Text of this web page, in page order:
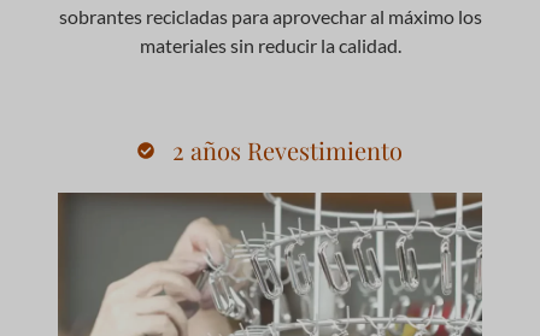
sobrantes recicladas para aprovechar al máximo los
materiales sin reducir la calidad.
2 años Revestimiento